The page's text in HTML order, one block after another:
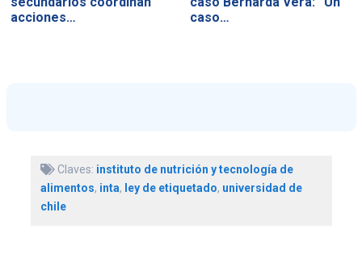
acciones…
caso…
Claves: instituto de nutrición y tecnología de
alimentos, inta, ley de etiquetado, universidad de
chile